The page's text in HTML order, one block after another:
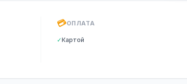
💳ОПЛАТА
✓Картой